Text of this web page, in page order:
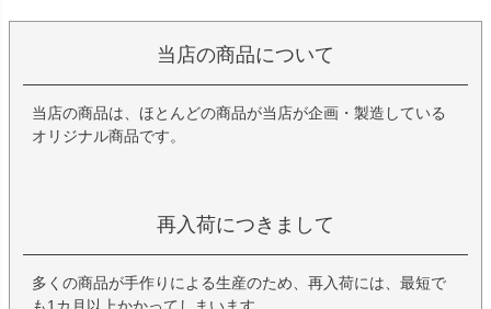
当店の商品について
当店の商品は、ほとんどの商品が当店が企画・製造している
オリジナル商品です。
再入荷につきまして
多くの商品が手作りによる生産のため、再入荷には、最短で